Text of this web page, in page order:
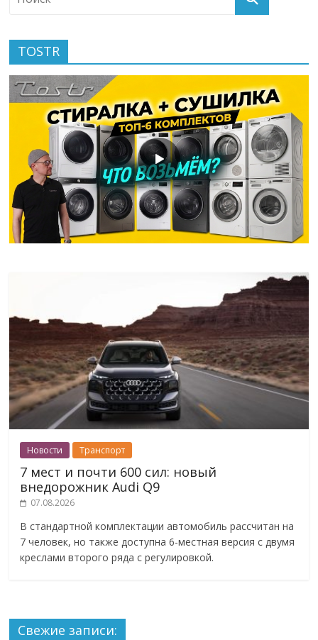
TOSTR
Новости Транспорт
7 мест и почти 600 сил: новый
внедорожник Audi Q9
07.08.2026
В стандартной комплектации автомобиль рассчитан на
7 человек, но также доступна 6-местная версия с двумя
креслами второго ряда с регулировкой.
Свежие записи: